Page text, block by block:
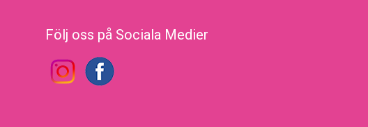
Följ oss på Sociala Medier